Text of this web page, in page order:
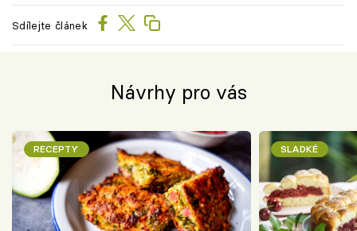
Sdílejte článek
Návrhy pro vás
RECEPTY SLADKÉ